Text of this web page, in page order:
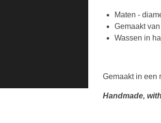
Maten -
Gemaakt
Wassen in
Gemaakt in een
Handmade,